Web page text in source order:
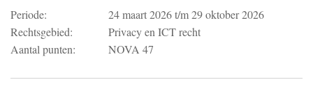
Periode: 24 maart 2026t/m29 oktober 2026
Rechtsgebied:
Privacy en ICT recht
Aantal punten:
NOVA 47